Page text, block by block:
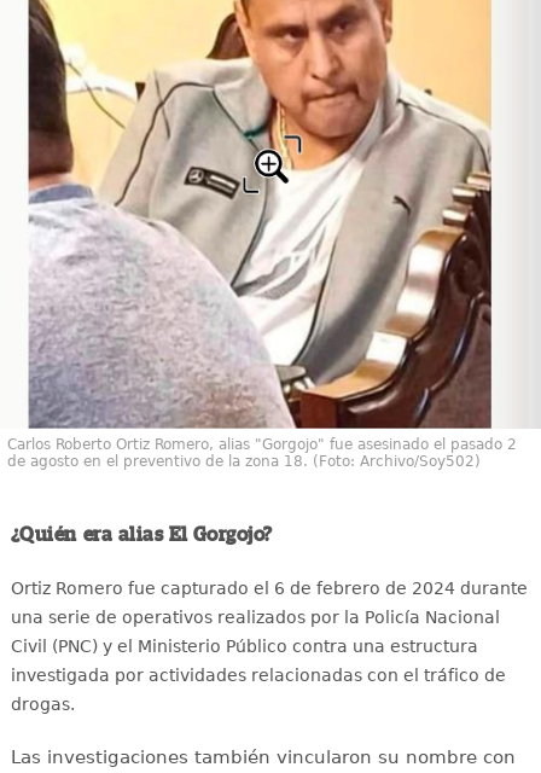
Carlos Roberto Ortiz Romero, alias "Gorgojo" fue asesinado el pasado 2
de agosto en el preventivo de la zona 18. (Foto: Archivo/Soy502)
¿Quién era alias El Gorgojo?
Ortiz Romero fue capturado el 6 de febrero de 2024 durante
una serie de operativos realizados por la Policía Nacional
Civil (PNC) y el Ministerio Público contra una estructura
investigada por actividades relacionadas con el tráfico de
drogas.
Las investigaciones también vincularon su nombre con